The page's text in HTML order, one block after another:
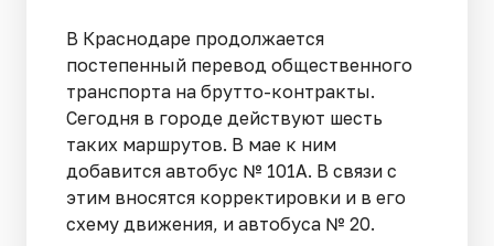
В Краснодаре продолжается
постепенный перевод общественного
транспорта на брутто-контракты.
Сегодня в городе действуют шесть
таких маршрутов. В мае к ним
добавится автобус № 101А. В связи с
этим вносятся корректировки и в его
схему движения, и автобуса № 20.